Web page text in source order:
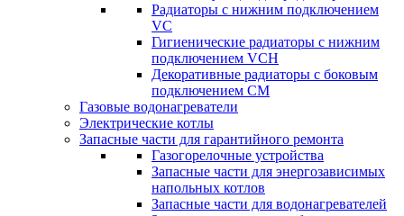
Радиаторы c нижним подключением
VC
Гигиенические радиаторы c нижним
подключением VCH
Декоративные радиаторы с боковым
подключением CM
Газовые водонагреватели
Электрические котлы
Запасные части для гарантийного ремонта
Газогорелочные устройства
Запасные части для энергозависимых
напольных котлов
Запасные части для водонагревателей